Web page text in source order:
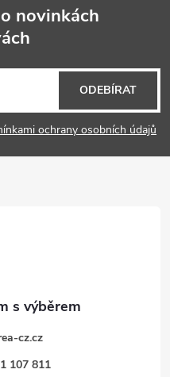
novinkách
ochrany osobních údajů
ODEBÍRAT
cz.cz
107 811